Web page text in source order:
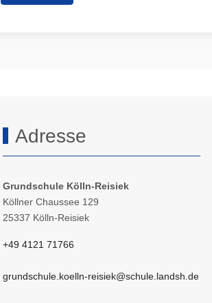
Adresse
Grundschule Kölln-Reisiek
Köllner Chaussee 129
25337 Kölln-Reisiek
+49 4121 71766
grundschule.koelln-reisiek@schule.landsh.de